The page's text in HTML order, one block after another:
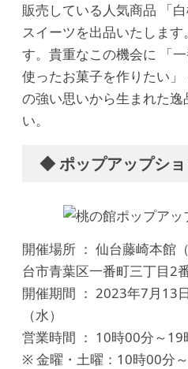
販売している人気商品 「
スイーツを出品いたしま
す。貴重なこの機会に 「
使ったお菓子を作りたい
の強い思いから生まれた
い。
◆ ポップアップシ
開催場所 ： 仙台藤崎本
台市青葉区一番町三丁目2
開催期間 ： 2023年7月13
（水）
営業時間 ： 10時00分～19
※ 金曜・土曜：10時00分